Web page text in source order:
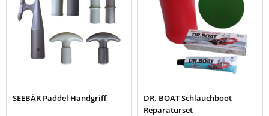
SEEBÄR Paddel Handgriff
DR. BOAT Schlauchboot
Reparaturset